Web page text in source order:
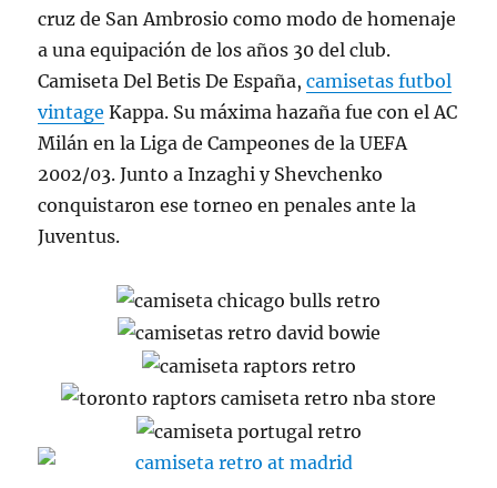
cruz de San Ambrosio como modo de homenaje
a una equipación de los años 30 del club.
Camiseta Del Betis De España,camisetas futbol
vintage Kappa. Su máxima hazaña fue con el AC
Milán en la Liga de Campeones de la UEFA
2002/03. Junto a Inzaghi y Shevchenko
conquistaron ese torneo en penales ante la
Juventus.